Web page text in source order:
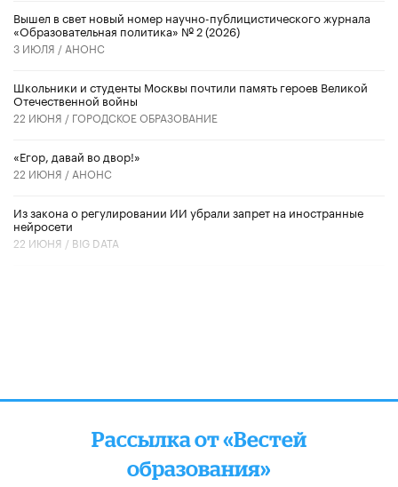
Вышел в свет новый номер научно-публицистического журнала
«Образовательная политика» № 2 (2026)
3 ИЮЛЯ / АНОНС
Школьники и студенты Москвы почтили память героев Великой
Отечественной войны
22 ИЮНЯ / ГОРОДСКОЕ ОБРАЗОВАНИЕ
«Егор, давай во двор!»
22 ИЮНЯ / АНОНС
Из закона о регулировании ИИ убрали запрет на иностранные
нейросети
22 ИЮНЯ / BIG DATA
Рассылка от «Вестей
образования»